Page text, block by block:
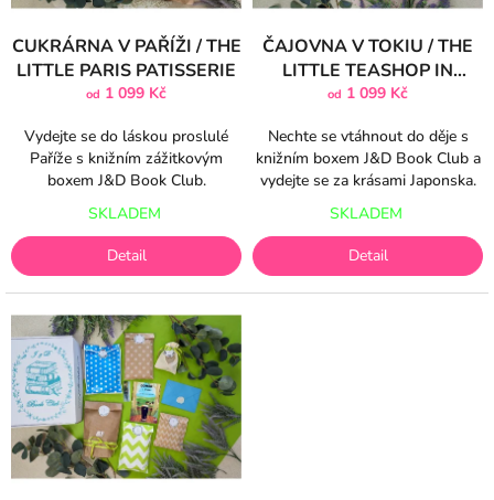
ů
o
d
CUKRÁRNA V PAŘÍŽI / THE
LITTLE PARIS PATISSERIE
od 1 099 Kč
Vydejte se do láskou proslulé
Paříže s knižním zážitkovým
boxem J&D Book Club.
SKLADEM
Detail
ČAJOVNA V TOKIU / THE
LITTLE TEASHOP IN
TOKYO
od 1 099 Kč
Nechte se vtáhnout do děje s
knižním boxem J&D Book Club a
vydejte se za krásami Japonska.
SKLADEM
Detail